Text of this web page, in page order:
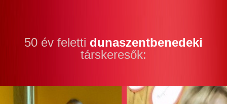
50 év feletti dunaszentbenedeki
társkeresők: